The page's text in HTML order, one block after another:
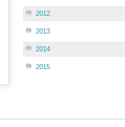
2012
2013
2014
2015